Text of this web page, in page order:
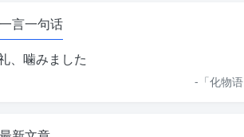
一言一句话
、噛みました
-「化物语